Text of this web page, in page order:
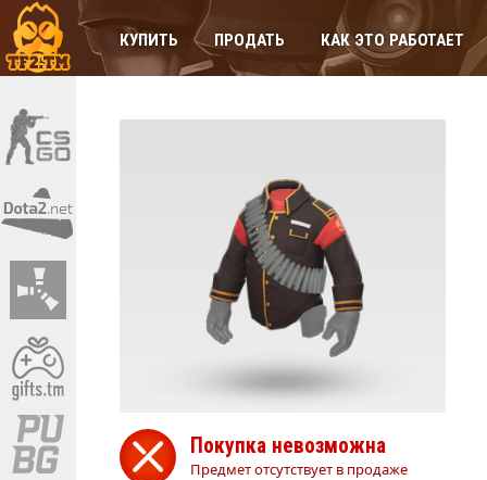
КУПИТЬ ПРОДАТЬ КАК ЭТО РАБОТАЕТ
Покупка невозможна
Предмет отсутствует в продаже